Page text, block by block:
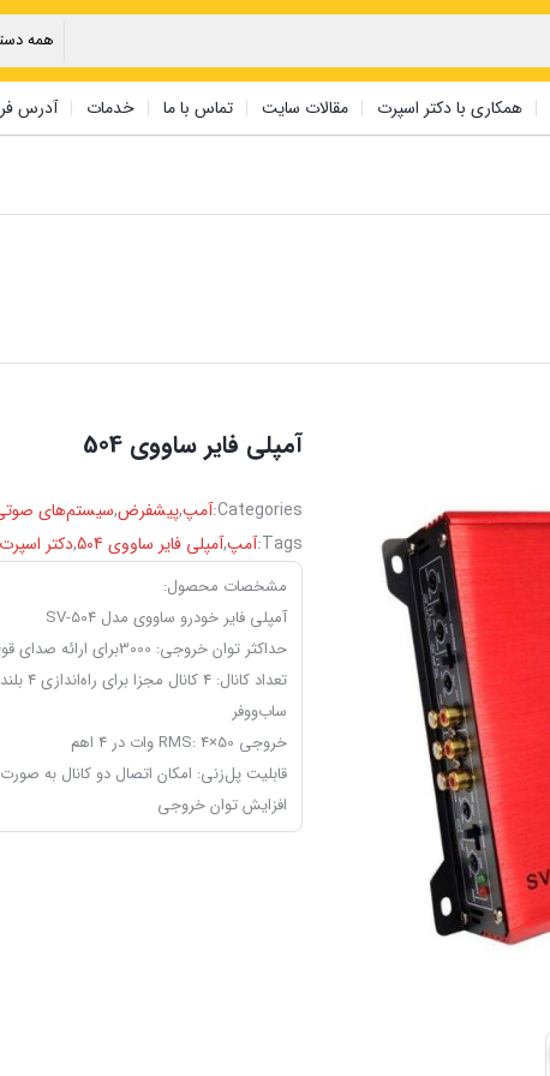
همکاری با دکتر اسپرت مقالات سایت تماس با ما خدمات آدرس
آمپلی فایر ‏ساووی 504
Categories:آمپ,پیشفرض,سیستم‌های
Tags: آمپ,آمپلی فایر ‏ساووی 504 ,دکتر اسپرت
مشخصات محصول:
آمپلی فایر خودرو ساووی مدل SV-504
حداکثر توان خروجی: 3000برای ارائه صدای قوی و قدرتمند
ساب‌ووفر
خروجی RMS: 4×50 وات در 4 اهم
قابلیت پل‌زنی: امکان اتصال دو کانال به
افزایش توان خروجی